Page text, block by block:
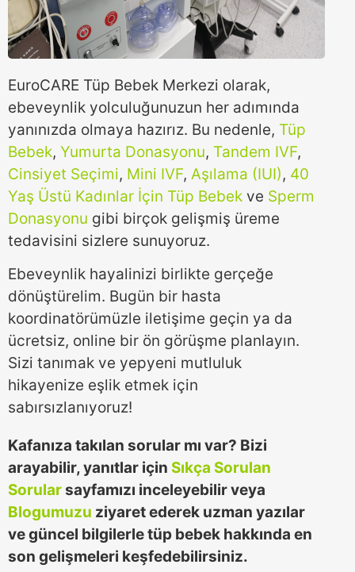
EuroCARE Tüp Bebek Merkezi olarak,
ebeveynlik yolculuğunuzun her adımında
yanınızda olmaya hazırız. Bu nedenle, Tüp
Bebek, Yumurta Donasyonu, Tandem IVF,
Cinsiyet Seçimi, Mini IVF, Aşılama (IUI), 40
Yaş Üstü Kadınlar İçin Tüp Bebek ve Sperm
Donasyonu gibi birçok gelişmiş üreme
tedavisini sizlere sunuyoruz.
Ebeveynlik hayalinizi birlikte gerçeğe
dönüştürelim. Bugün bir hasta
koordinatörümüzle iletişime geçin ya da
ücretsiz, online bir ön görüşme planlayın.
Sizi tanımak ve yepyeni mutluluk
hikayenize eşlik etmek için
sabırsızlanıyoruz!
Kafanıza takılan sorular mı var? Bizi
arayabilir, yanıtlar için Sıkça Sorulan
Sorularsayfamızı inceleyebilir veya
Blogumuzu ziyaret ederek uzman yazılar
ve güncel bilgilerle tüp bebek hakkında en
son gelişmeleri keşfedebilirsiniz.